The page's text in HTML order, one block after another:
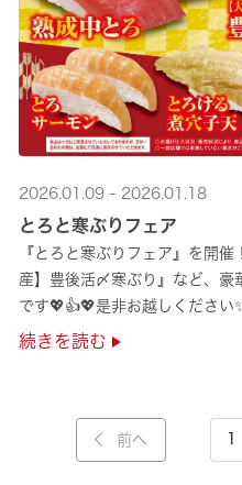
2026.01.09 - 2026.01.18
とろと寒ぶりフェア
『とろと寒ぶりフェア』を開
産】豊後活〆寒ぶり』など、豪
です💖👍💖是非お越しください
続きを読む
前へ